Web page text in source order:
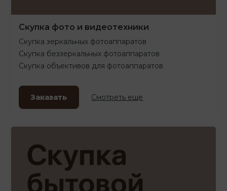
Скупка фото и видеотехники
Скупка зеркальных фотоаппаратов
Скупка беззеркальных фотоаппаратов
Скупка объективов для фотоаппаратов
Заказать Смотреть еще